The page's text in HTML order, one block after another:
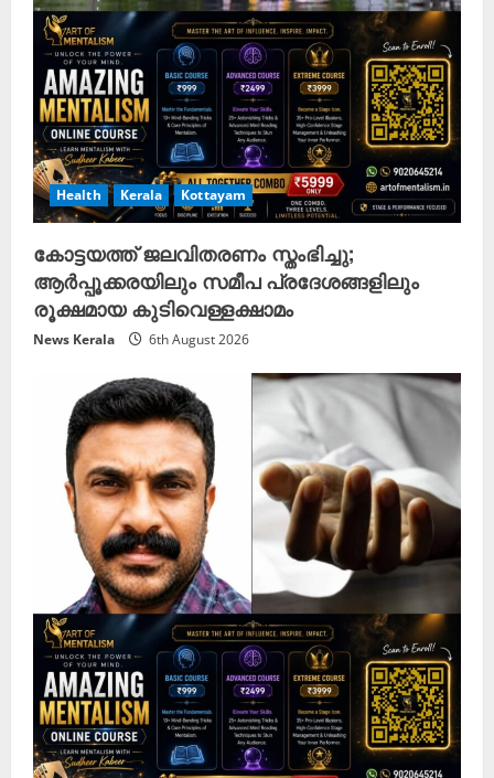
Health Kerala Kottayam
കോട്ടയത്ത് ജലവിതരണം സ്തംഭിച്ചു;
ആർപ്പൂക്കരയിലും സമീപ പ്രദേശങ്ങളിലും
രൂക്ഷമായ കുടിവെള്ളക്ഷാമം
News Kerala 6th August 2026